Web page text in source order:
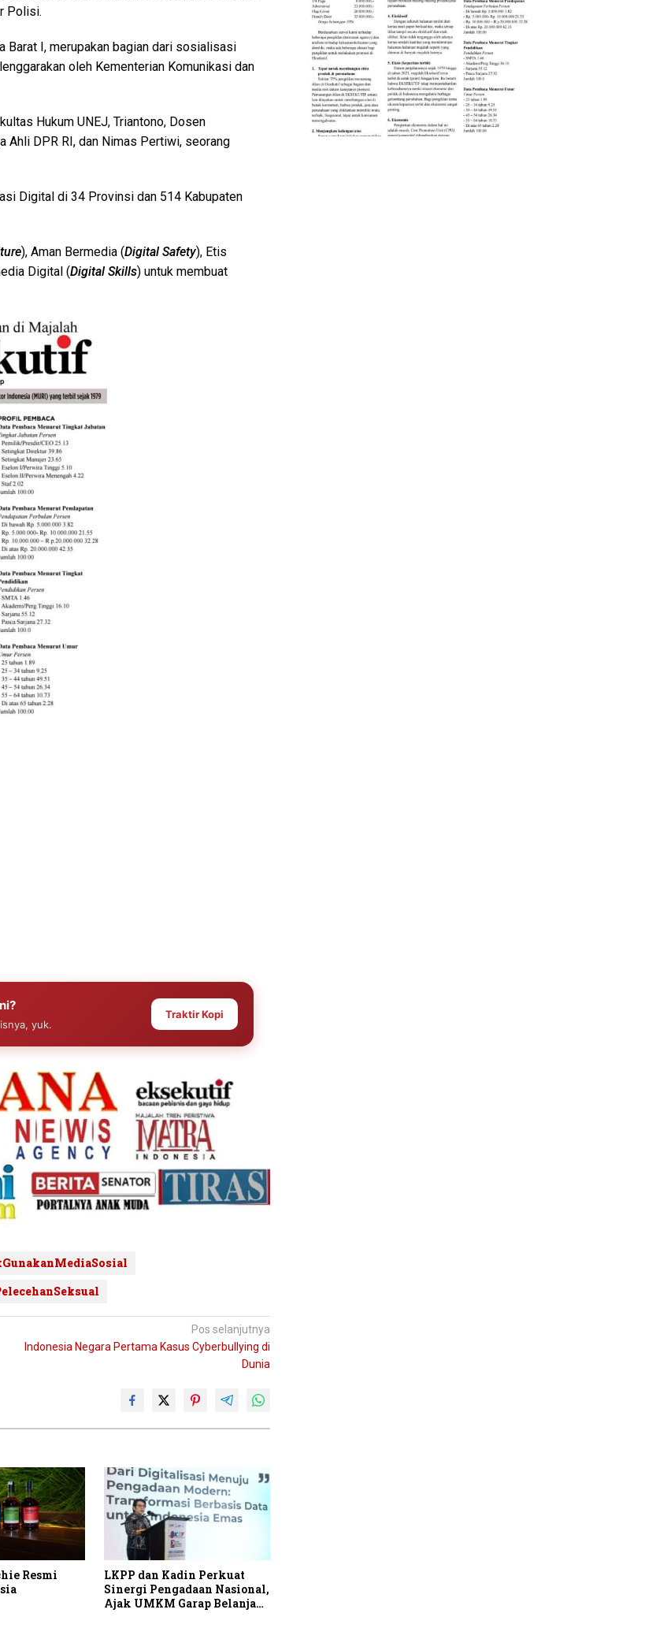
Polisi.
Barat I, merupakan bagian dari sosialisasi
oleh Kementerian Komunikasi dan
Hukum UNEJ, Triantono, Dosen
Ahli DPR RI, dan Nimas Pertiwi, seorang
Digital di 34 Provinsi dan 514 Kabupaten
), Aman Bermedia (Digital Safety), Etis
Digital (Digital Skills) untuk membuat
yuk.
Traktir Kopi
Pos selanjutnya
Indonesia Negara Pertama Kasus Cyberbullying di
Dunia
Resmi
LKPP dan Kadin Perkuat
Sinergi Pengadaan Nasional,
Ajak UMKM Garap Belanja